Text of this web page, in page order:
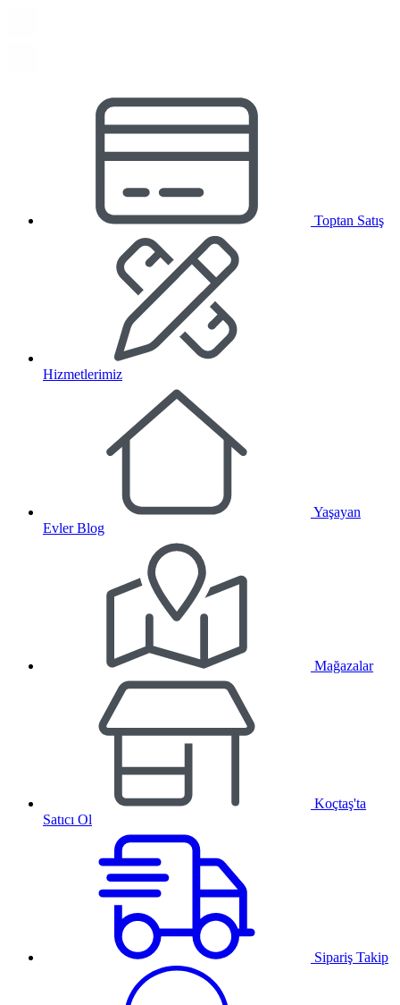
Toptan Satış
Hizmetlerimiz
Yaşayan
Evler Blog
Mağazalar
Koçtaş'ta
Satıcı Ol
Sipariş Takip